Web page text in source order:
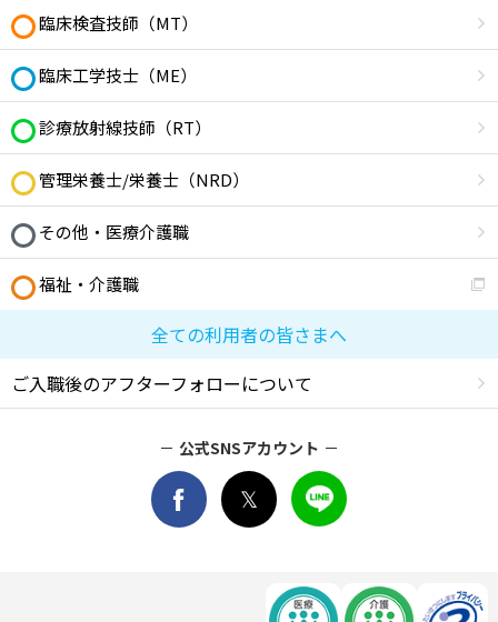
臨床検査技師（MT）
臨床工学技士（ME）
診療放射線技師（RT）
管理栄養士/栄養士（NRD）
その他・医療介護職
福祉・介護職
全ての利用者の皆さまへ
ご入職後のアフターフォローについて
公式SNSアカウント